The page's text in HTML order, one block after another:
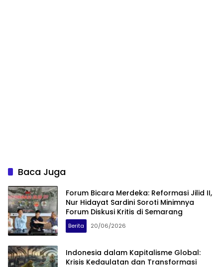
Baca Juga
Forum Bicara Merdeka: Reformasi Jilid II,
Nur Hidayat Sardini Soroti Minimnya
Forum Diskusi Kritis di Semarang
Berita 20/06/2026
Indonesia dalam Kapitalisme Global:
Krisis Kedaulatan dan Transformasi